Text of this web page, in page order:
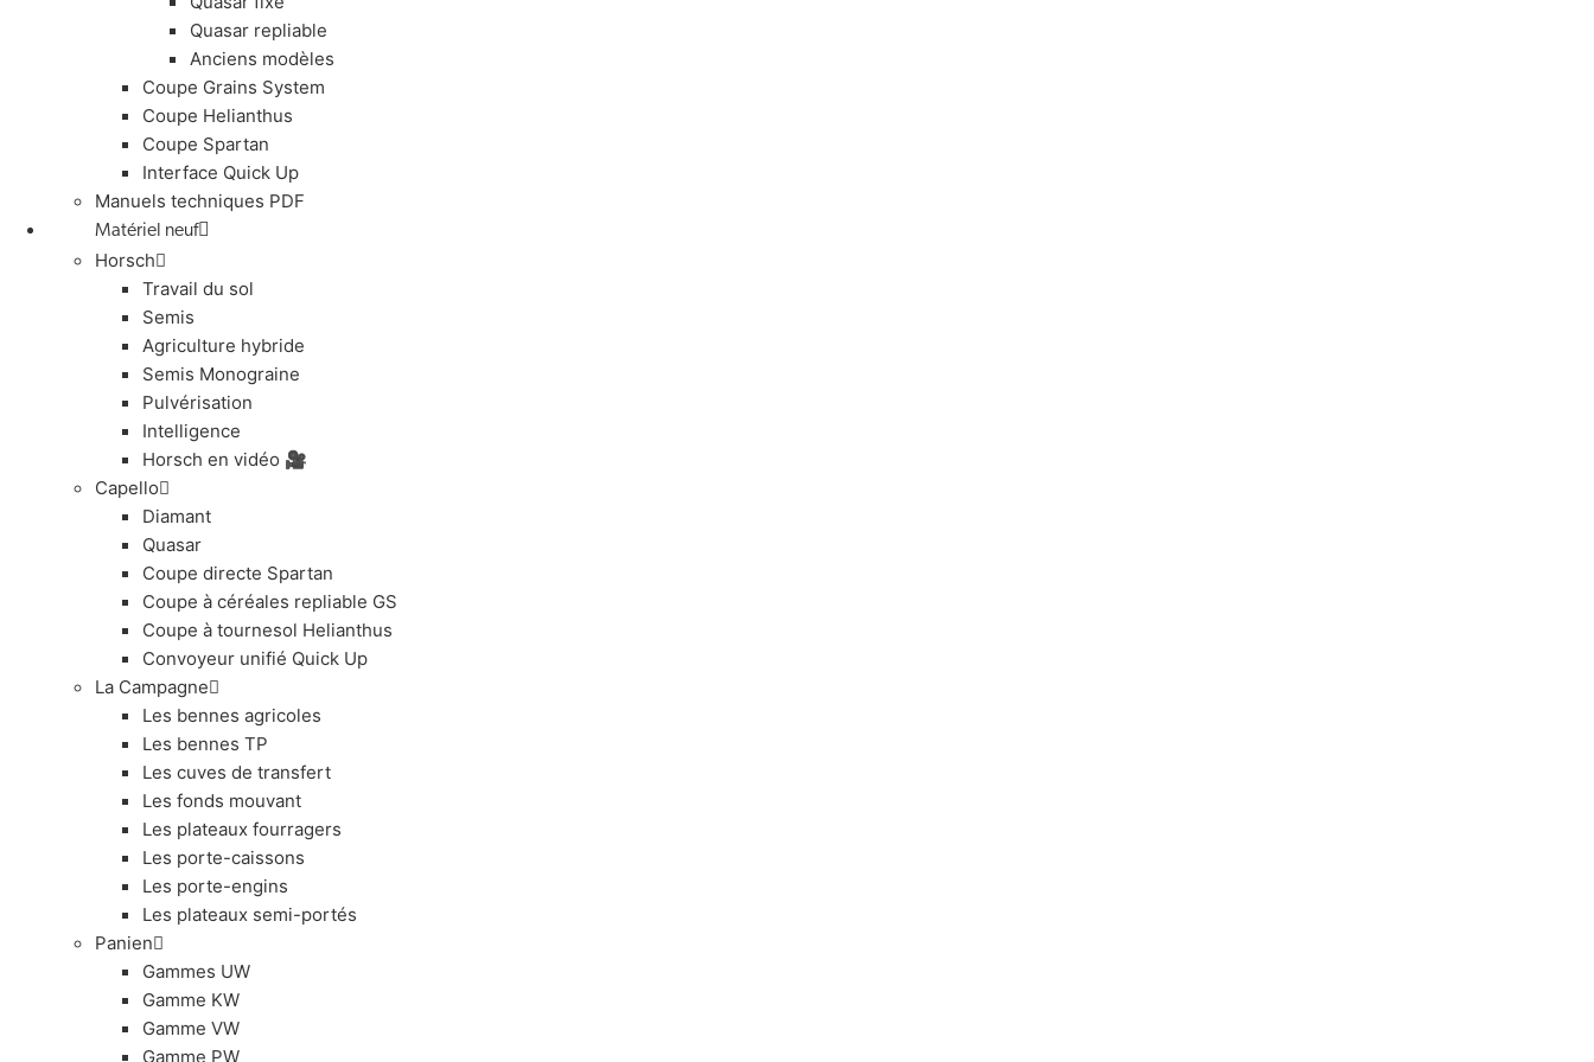
Quasar repliable
Anciens modèles
Coupe Grains System
Coupe Helianthus
Coupe Spartan
Interface Quick Up
Manuels techniques PDF
Matériel neuf
Horsch
Travail du sol
Semis
Agriculture hybride
Semis Monograine
Pulvérisation
Intelligence
Horsch en vidéo 🎥
Capello
Diamant
Quasar
Coupe directe Spartan
Coupe à céréales repliable GS
Coupe à tournesol Helianthus
Convoyeur unifié Quick Up
La Campagne
Les bennes agricoles
Les bennes TP
Les cuves de transfert
Les fonds mouvant
Les plateaux fourragers
Les porte-caissons
Les porte-engins
Les plateaux semi-portés
Panien
Gammes UW
Gamme KW
Gamme VW
Gamme PW